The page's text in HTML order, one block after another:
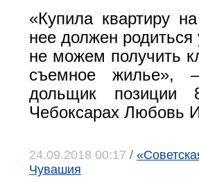
«Купила квартиру
нее должен
не можем получить
съемное жилье»,
дольщик
Чебоксарах Любовь
24.09.2018 00:17 /
Чувашия